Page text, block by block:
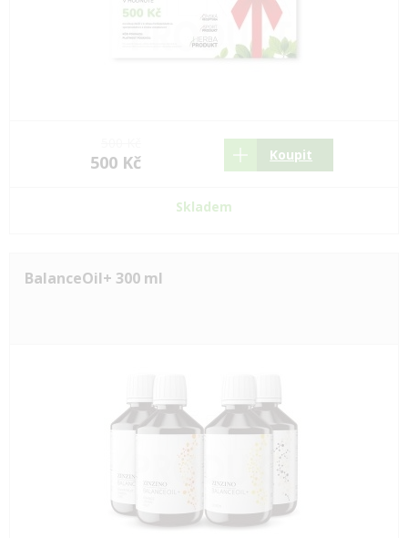
500 Kč Koupit
Skladem
BalanceOil+ 300 ml